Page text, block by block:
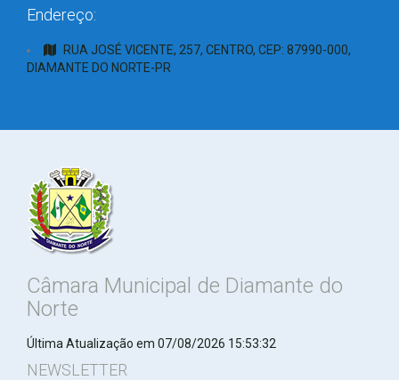
Endereço:
RUA JOSÉ VICENTE, 257, CENTRO, CEP: 87990-000,
DIAMANTE DO NORTE-PR
Câmara Municipal de Diamante do
Norte
Última Atualização em 07/08/2026 15:53:32
NEWSLETTER